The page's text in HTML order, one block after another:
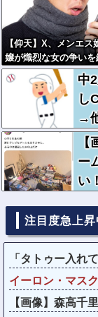
【仰天】X、メンエス
嬢が熾烈な女の争い
型になってしまうw
w
中
し
→
ー
い
注目度急上昇
「タトゥー入れ
イーロン・マス
【画像】森高千